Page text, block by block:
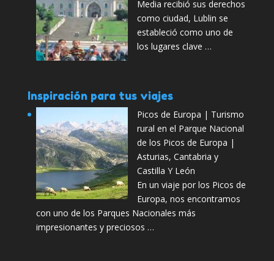
Media recibió sus derechos
como ciudad, Lublin se
estableció como uno de
los lugares clave …
Inspiración para tus viajes
Picos de Europa | Turismo
rural en el Parque Nacional
de los Picos de Europa |
Asturias, Cantabria y
Castilla Y León
En un viaje por los Picos de
Europa, nos encontramos
con uno de los Parques Nacionales más
impresionantes y preciosos …